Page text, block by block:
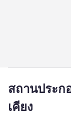
สถานประก
เคียง